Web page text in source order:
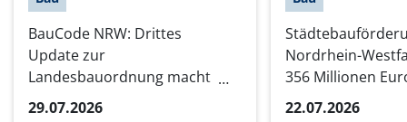
BauCode NRW: Drittes
Update zur
Landesbauordnung macht
Bauen einfacher, schneller
29.07.2026
Nordrhein-
356 Millionen
22.07.2026